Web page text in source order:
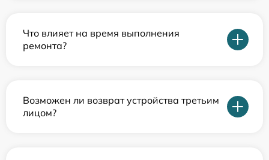
Что влияет на время выполнения
ремонта?
Возможен ли возврат устройства третьим
лицом?